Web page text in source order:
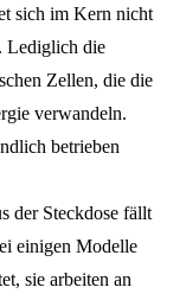
sich im Kern nicht
Lediglich die
Zellen, die die
verwandeln.
betrieben
der Steckdose fällt
einigen Modelle
sie arbeiten an